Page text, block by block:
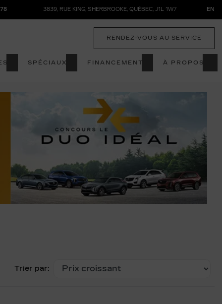
3839, RUE KING, SHERBROOKE, QUÉBEC, J1L 1W7 EN
RENDEZ-VOUS AU SERVICE
SPÉCIAUX FINANCEMENT À PROPOS
Trier par: